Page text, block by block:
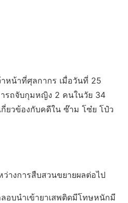
หน้าที่ศุลกากร เมื่อวันที่ 25
รถจับกุมหญิง 2 คนในวัย 34
ยวข้องกับคดีใน ซ๊าม โซ๋ย โป๋ว
ว่างการสืบสวนขยายผลต่อไป
อบนำเข้ายาเสพติดมีโทษหนักมี